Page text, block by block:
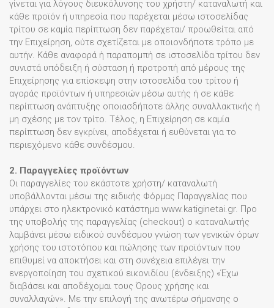
γίνεται για λόγους διευκόλυνσης του χρήστη/ καταναλωτή και
κάθε προϊόν ή υπηρεσία που παρέχεται μέσω ιστοσελίδας
τρίτου σε καμία περίπτωση δεν παρέχεται/ προωθείται από
την Επιχείρηση, ούτε σχετίζεται με οποιονδήποτε τρόπο με
αυτήν. Κάθε αναφορά ή παραπομπή σε ιστοσελίδα τρίτου δεν
συνιστά υπόδειξη ή σύσταση ή προτροπή από μέρους της
Επιχείρησης για επίσκεψη στην ιστοσελίδα του τρίτου ή
αγοράς προϊόντων ή υπηρεσιών μέσω αυτής ή σε κάθε
περίπτωση ανάπτυξης οποιασδήποτε άλλης συναλλακτικής ή
μη σχέσης με τον τρίτο. Τέλος, η Επιχείρηση σε καμία
περίπτωση δεν εγκρίνει, αποδέχεται ή ευθύνεται για το
περιεχόμενο κάθε συνδέσμου.
2. Παραγγελίες προϊόντων
Οι παραγγελίες του εκάστοτε χρήστη/ καταναλωτή
υποβάλλονται μέσω της ειδικής Φόρμας Παραγγελίας που
υπάρχει στο ηλεκτρονικό κατάστημα www.katiginetai.gr. Προ
της υποβολής της παραγγελίας (checkout) ο καταναλωτής
λαμβάνει μέσω ειδικού συνδέσμου γνώση των γενικών όρων
χρήσης του ιστοτόπου και πώλησης των προϊόντων που
επιθυμεί να αποκτήσει και στη συνέχεια επιλέγει την
ενεργοποίηση του σχετικού εικονιδίου (ένδειξης) «Έχω
διαβάσει και αποδέχομαι τους Όρους χρήσης και
συναλλαγών». Με την επιλογή της ανωτέρω σήμανσης ο